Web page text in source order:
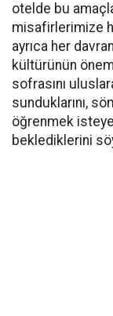
otelde bu
misafirlerimize
ayrıca her
kültürünün
sofrasını
sunduklarını,
öğrenmek
beklediklerini